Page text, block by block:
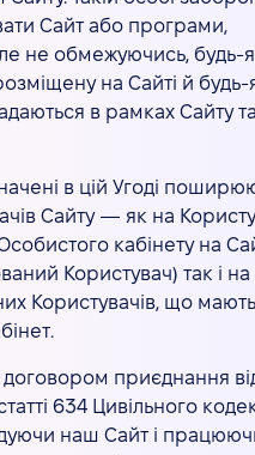
Сайт або програми,
не обмежуючись, будь-
на Сайті й будь-
в рамках Сайту та
в цій Угоді
Сайту — як на
кабінету на
Користувач) так і на
Користувачів, що мають
договором приєднання
634 Цивільного
наш Сайт і